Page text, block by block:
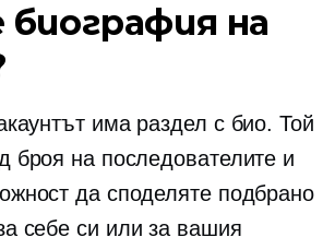
биография на
има раздел с био. Той
броя на последователите и
да споделяте подбрано
себе си или за вашия